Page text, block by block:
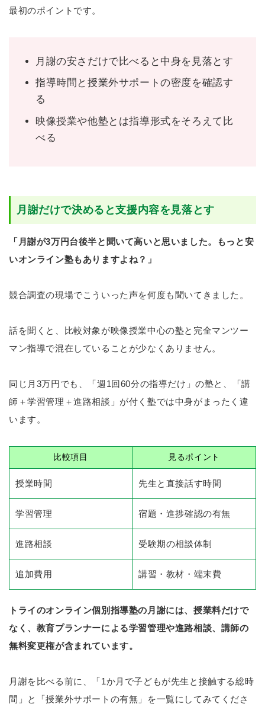
最初のポイントです。
月謝の安さだけで比べると中身を見落とす
指導時間と授業外サポートの密度を確認す
る
映像授業や他塾とは指導形式をそろえて比
べる
月謝だけで決めると支援内容を見落とす
「月謝が3万円台後半と聞いて高いと思いました。もっと安
いオンライン塾もありますよね？」
競合調査の現場でこういった声を何度も聞いてきました。
話を聞くと、比較対象が映像授業中心の塾と完全マンツー
マン指導で混在していることが少なくありません。
同じ月3万円でも、「週1回60分の指導だけ」の塾と、「講
師＋学習管理＋進路相談」が付く塾では中身がまったく違
います。
比較項目 見るポイント
授業時間 先生と直接話す時間
学習管理 宿題・進捗確認の有無
進路相談 受験期の相談体制
追加費用 講習・教材・端末費
トライのオンライン個別指導塾の月謝には、授業料だけで
なく、教育プランナーによる学習管理や進路相談、講師の
無料変更権が含まれています。
月謝を比べる前に、「1か月で子どもが先生と接触する総時
間」と「授業外サポートの有無」を一覧にしてみてくださ